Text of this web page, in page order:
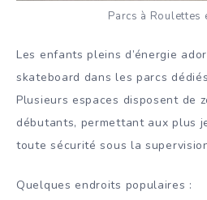
Parcs à Roulettes
Les enfants pleins d’énergie
skateboard dans les parcs
Plusieurs espaces disposent de
débutants, permettant aux plus
toute sécurité sous la
Quelques endroits populaires :